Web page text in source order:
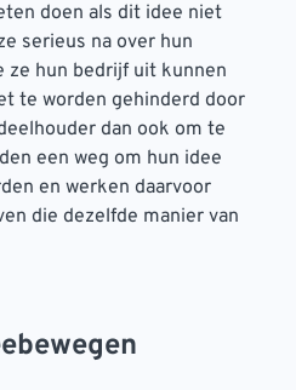
doen als dit idee niet
serieus na over hun
ze hun bedrijf uit kunnen
te worden gehinderd door
dan ook om te
een weg om hun idee
en werken daarvoor
die dezelfde manier van